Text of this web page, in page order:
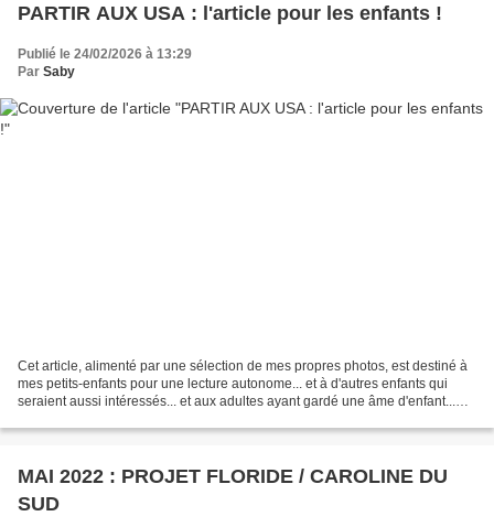
PARTIR AUX USA : l'article pour les enfants !
Publié le 24/02/2026 à 13:29
Par Saby
Cet article, alimenté par une sélection de mes propres photos, est destiné à
mes petits-enfants pour une lecture autonome... et à d'autres enfants qui
seraient aussi intéressés... et aux adultes ayant gardé une âme d'enfant...
MAI 2022 : PROJET FLORIDE / CAROLINE DU
SUD